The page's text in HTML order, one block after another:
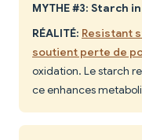
MYTHE #3: Starch
RÉALITÉ: Resistant
soutient perte de
oxidation. Le starch
ce enhances